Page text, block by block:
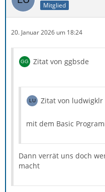
Mitglied
20. Januar 2026 um 18:24
Zitat von ggbsde
Zitat von ludwigklr
mit dem Basic
Dann verrät uns doch
macht